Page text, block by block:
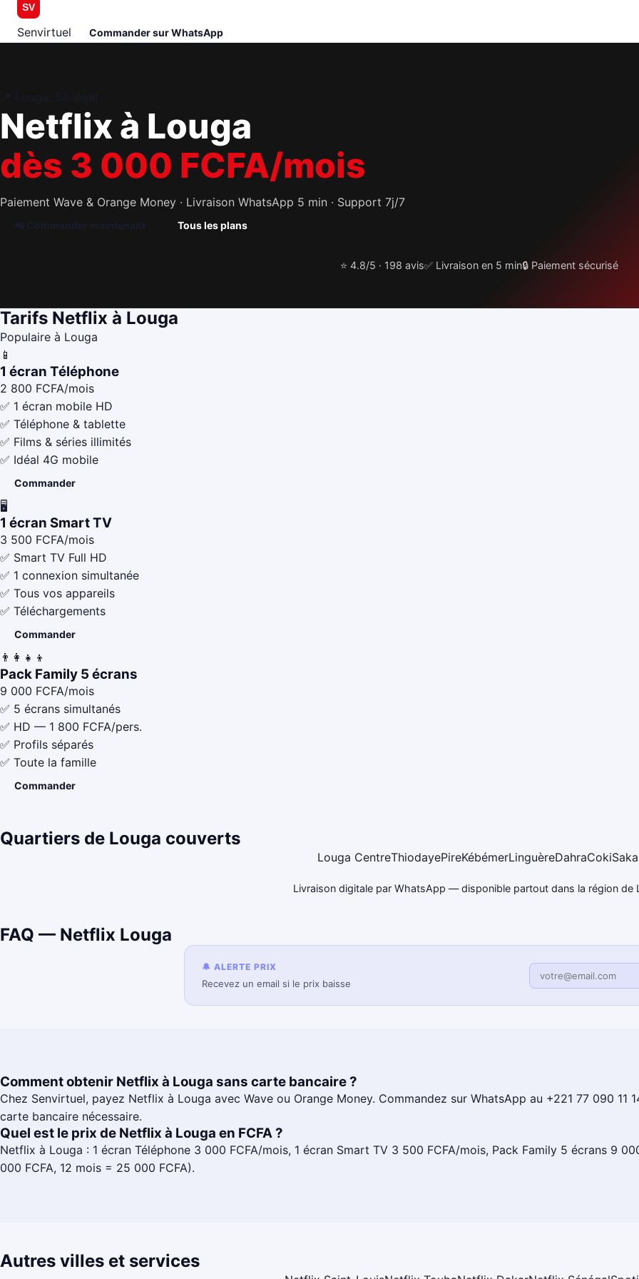
SV
Senvirtuel Commander sur WhatsApp
📍 Louga, Sénégal
Netflix à Louga
dès 3 000 FCFA/mois
Paiement Wave & Orange Money · Livraison WhatsApp 5 min · Support 7j/7
📲 Commander maintenant Tous les plans
⭐ 4.8/5 · 198 avis✅ Livraison en 5 min🔒 Paiement sécurisé
Tarifs Netflix à Louga
Populaire à Louga
📱
1 écran Téléphone
2 800 FCFA/mois
✅ 1 écran mobile HD
✅ Téléphone & tablette
✅ Films & séries illimités
✅ Idéal 4G mobile
Commander
🖥️
1 écran Smart TV
3 500 FCFA/mois
✅ Smart TV Full HD
✅ 1 connexion simultanée
✅ Tous vos appareils
✅ Téléchargements
Commander
👨‍👩‍👧‍👦
Pack Family 5 écrans
9 000 FCFA/mois
✅ 5 écrans simultanés
✅ HD — 1 800 FCFA/pers.
✅ Profils séparés
✅ Toute la famille
Commander
Quartiers de Louga couverts
Louga CentreThiodayePireKébémerLinguèreDahraCoki
Livraison digitale par WhatsApp — disponible partout dans la région de
FAQ — Netflix Louga
🔔 ALERTE PRIX
Recevez un email si le prix baisse
Comment obtenir Netflix à Louga sans carte bancaire ?
Chez Senvirtuel, payez Netflix à Louga avec Wave ou Orange Money. Commandez sur WhatsApp au +221 77 090
carte bancaire nécessaire.
Quel est le prix de Netflix à Louga en FCFA ?
Netflix à Louga : 1 écran Téléphone 3 000 FCFA/mois, 1 écran Smart TV 3 500 FCFA/mois, Pack Family 5 écrans 9
000 FCFA, 12 mois = 25 000 FCFA).
Autres villes et services